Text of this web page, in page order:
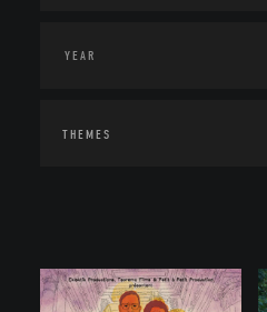
THEMES